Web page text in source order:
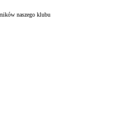
naszego klubu